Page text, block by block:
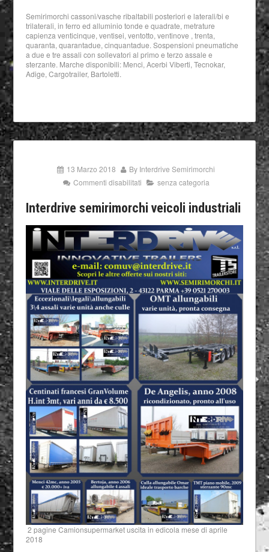
Semirimorchi cassoni/vasche ribaltabili posteriori e laterali/bi e
trilaterali, in ferro ed alluminio tonde e quadrate, metrature
capienza venticinque, ventisei, ventotto, ventinove , trenta,
quaranta, quarantadue, cinquantadue. Sospensioni pneumatiche
a due e tre assali con sollevatori al primo e terzo assale e
sterzante. Marche disponibili: Menci, Acerbi Viberti, Tecnokar,
Adige, Cargotrailer, Bartoletti.
13 Marzo 2018 By Interdrive Semirimorchi
Commenti disabilitati
senza categoria
Interdrive semirimorchi veicoli industriali
2 pagine Camionsupermarket uscita in edicola mese di aprile
2018